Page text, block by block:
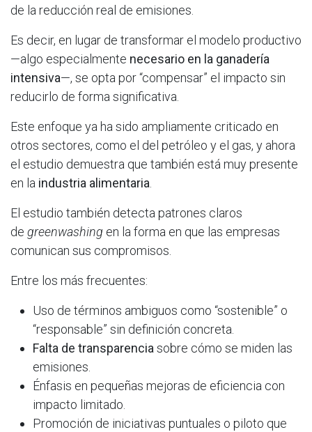
de la reducción real de emisiones.
Es decir, en lugar de transformar el modelo productivo
—algo especialmente necesario en la ganadería
intensiva—, se opta por “compensar” el impacto sin
reducirlo de forma significativa.
Este enfoque ya ha sido ampliamente criticado en
otros sectores, como el del petróleo y el gas, y ahora
el estudio demuestra que también está muy presente
en la industria alimentaria.
El estudio también detecta patrones claros
de greenwashing en la forma en que las empresas
comunican sus compromisos.
Entre los más frecuentes:
Uso de términos ambiguos como “sostenible” o
“responsable” sin definición concreta.
Falta de transparenciasobre cómo se miden las
emisiones.
Énfasis en pequeñas mejoras de eficiencia con
impacto limitado.
Promoción de iniciativas puntuales o piloto que